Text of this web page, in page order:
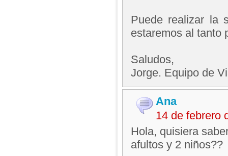
Puede realizar la
estaremos al tanto
Saludos,
Jorge. Equipo de
Ana
14 de febrero
Hola, quisiera
afultos y 2 niños??